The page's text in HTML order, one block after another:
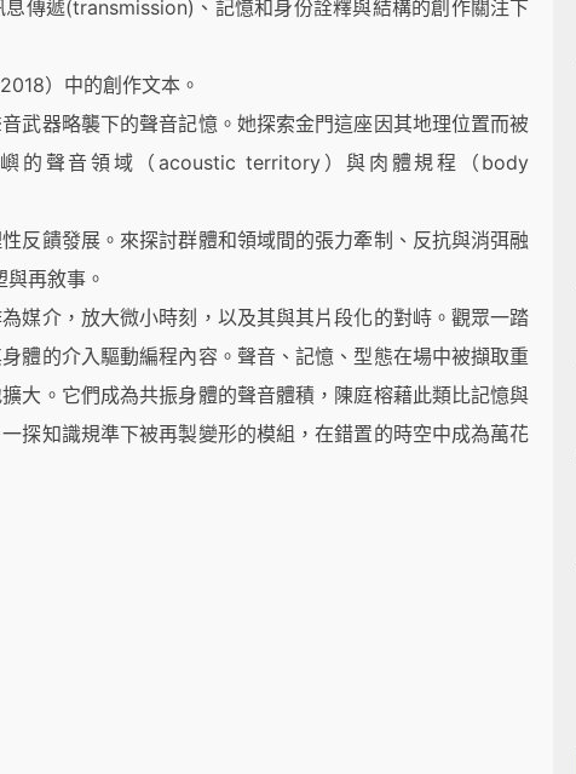
傳遞(transmission)、記憶和身份詮釋與結構的創作關注下
）中的創作文本。
武器略襲下的聲音記憶。她探索金門這座因其地理位置而被
的聲音領域（acoustic territory）與肉體規程（body
反饋發展。來探討群體和領域間的張力牽制、反抗與消弭融
再敘事。
媒介，放大微小時刻，以及其與其片段化的對峙。觀眾一踏
體的介入驅動編程內容。聲音、記憶、型態在場中被擷取重
大。它們成為共振身體的聲音體積，陳庭榕藉此類比記憶與
探知識規準下被再製變形的模組，在錯置的時空中成為萬花